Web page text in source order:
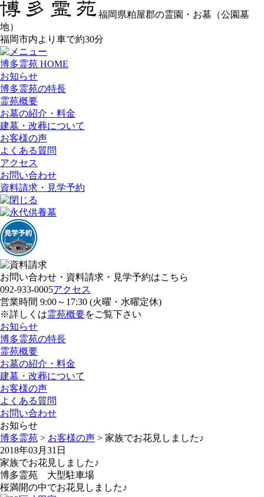
福岡県粕屋郡の霊園・お墓（公園墓
地）
福岡市内より車で約30分
博多霊苑 HOME
お知らせ
博多霊苑の特長
霊苑概要
お墓の紹介・料金
建墓・改葬について
お客様の声
よくある質問
アクセス
お問い合わせ
資料請求・見学予約
お問い合わせ・資料請求・見学予約はこちら
092-933-0005アクセス
営業時間 9:00～17:30 (火曜・水曜定休)
※詳しくは霊苑概要をご覧下さい
お知らせ
博多霊苑の特長
霊苑概要
お墓の紹介・料金
建墓・改葬について
お客様の声
よくある質問
お問い合わせ
お知らせ
博多霊苑 > お客様の声 > 家族でお花見しました♪
2018年03月31日
家族でお花見しました♪
博多霊苑 大型駐車場
桜満開の中でお花見しました♪